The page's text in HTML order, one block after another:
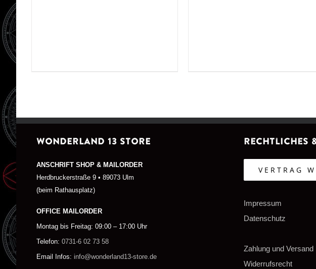
WONDERLAND 13 STORE
ANSCHRIFT SHOP & MAILORDER
Herdbruckerstraße 9 • 89073 Ulm
(beim Rathausplatz)
OFFICE MAILORDER
Montag bis Freitag: 09:00 – 17:00 Uhr
Telefon: 0731-6 02 73 58
Email Infos: info@wonderland13-store.de
Rechtliches
VERTRAG
Impressum
Datenschutz
Zahlung und Versand
Widerrufsrecht